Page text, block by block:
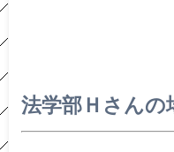
法学部Ｈさんの